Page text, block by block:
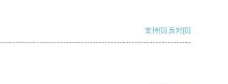
支持[0] 反对[0]